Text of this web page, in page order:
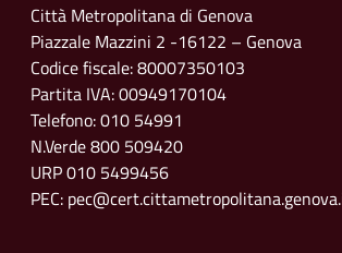
Città Metropolitana di Genova
Piazzale Mazzini 2 -16122 – Genova
Codice fiscale: 80007350103
Partita IVA: 00949170104
Telefono: 010 54991
N.Verde 800 509420
URP 010 5499456
PEC: